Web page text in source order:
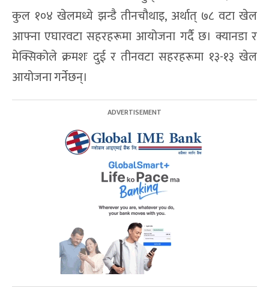
कुल १०४ खेलमध्ये झन्डै तीनचौथाइ, अर्थात् ७८ वटा खेल
आफ्ना एघारवटा सहरहरूमा आयोजना गर्दै छ। क्यानडा र
मेक्सिकोले क्रमशः दुई र तीनवटा सहरहरूमा १३-१३ खेल
आयोजना गर्नेछन्।